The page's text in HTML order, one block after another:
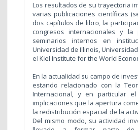
Los resultados de su trayectoria
varias publicaciones científicas
dos capítulos de libro, la
congresos internacionales y la
seminarios internos en
Universidad de Illinois,
el Kiel Institute for the World
En la actualidad su campo de
estando relacionado con la
Internacional, y en particular
implicaciones que la apertura
la redistribución espacial de la
Del mismo modo, su actividad